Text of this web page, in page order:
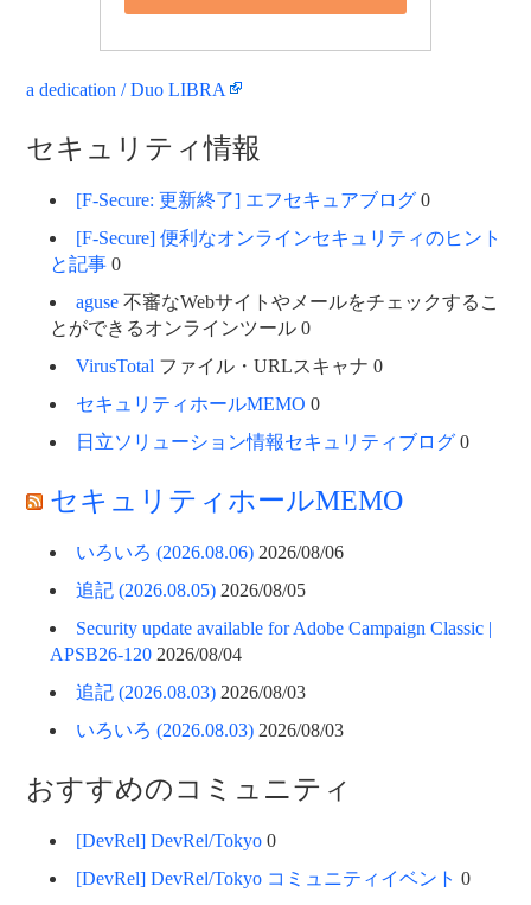
a dedication / Duo LIBRA
セキュリティ情報
[F-Secure: 更新終了] エフセキュアブログ 0
[F-Secure] 便利なオンラインセキュリティのヒント
と記事 0
aguse 不審なWebサイトやメールをチェックするこ
とができるオンラインツール 0
VirusTotal ファイル・URLスキャナ 0
セキュリティホールMEMO 0
日立ソリューション情報セキュリティブログ 0
セキュリティホールMEMO
いろいろ (2026.08.06) 2026/08/06
追記 (2026.08.05) 2026/08/05
Security update available for Adobe Campaign Classic |
APSB26-120 2026/08/04
追記 (2026.08.03) 2026/08/03
いろいろ (2026.08.03) 2026/08/03
おすすめのコミュニティ
[DevRel] DevRel/Tokyo 0
[DevRel] DevRel/Tokyo コミュニティイベント 0